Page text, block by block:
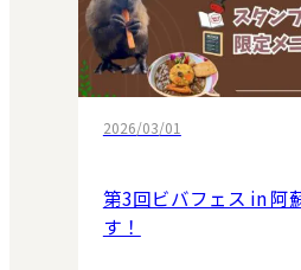
2026/03/01
第3回ビバフェス in 阿
す！